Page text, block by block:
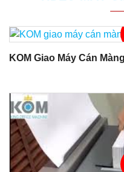
KOM Giao Máy Cán